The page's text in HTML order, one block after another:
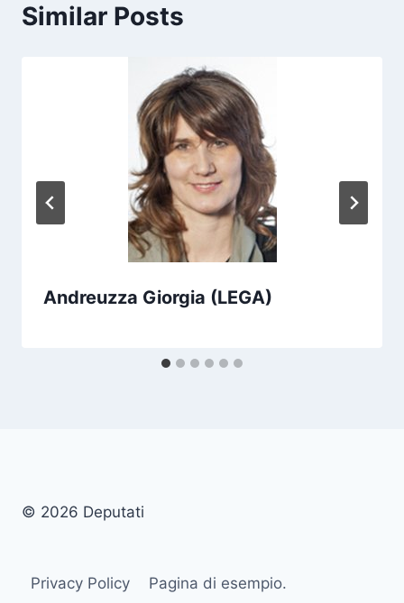
Similar Posts
Andreuzza Giorgia (LEGA)
© 2026 Deputati
Privacy Policy Pagina di esempio.